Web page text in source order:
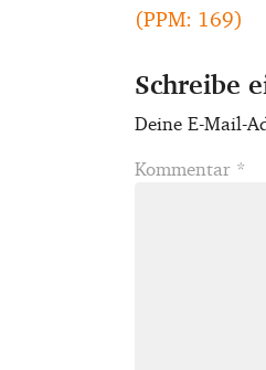
(PPM: 169)
Schreibe
Deine E-Mail-
Kommentar *